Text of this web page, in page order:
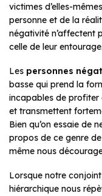
victimes d’elles-
personne et de la
négativité n’affectent
celle de leur entourage.
Les personnes
basse qui prend la
incapables de profiter
et transmettent
Bien qu’on essaie de
propos de ce genre
même nous
Lorsque notre
hiérarchique nous